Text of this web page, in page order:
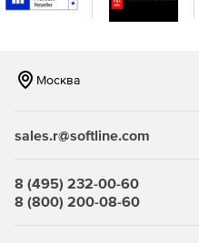
Высококачественная
сотрудникам было привычно
Поддержка рабочих
Пользовательские
Москва
sales.r@softline.com
8 (495) 232-00-60
8 (800) 200-08-60